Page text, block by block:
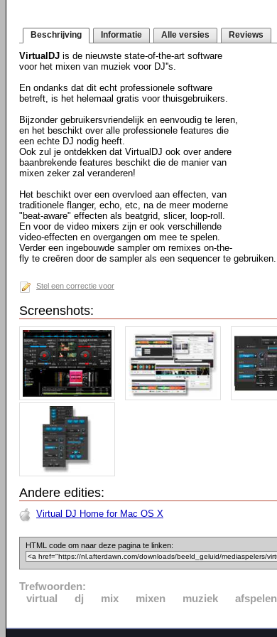
Beschrijving Informatie Alle versies Reviews
VirtualDJ is de nieuwste state-of-the-art software
voor het mixen van muziek voor DJ''s.
En ondanks dat dit echt professionele software
betreft, is het helemaal gratis voor thuisgebruikers.
Bijzonder gebruikersvriendelijk en eenvoudig te leren,
en het beschikt over alle professionele features die
een echte DJ nodig heeft.
Ook zul je ontdekken dat VirtualDJ ook over andere
baanbrekende features beschikt die de manier van
mixen zeker zal veranderen!
Het beschikt over een overvloed aan effecten, van
traditionele flanger, echo, etc, na de meer moderne
"beat-aware" effecten als beatgrid, slicer, loop-roll.
En voor de video mixers zijn er ook verschillende
video-effecten en overgangen om mee te spelen.
Verder een ingebouwde sampler om remixes on-the-
fly te creëren door de sampler als een sequencer te gebruiken.
Stel een correctie voor
Screenshots:
Andere edities:
Virtual DJ Home for Mac OS X
HTML code om naar deze pagina te linken:
Trefwoorden:
virtual
dj mix mixen muziek afspelen